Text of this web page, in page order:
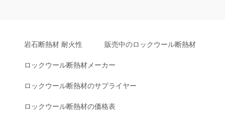
岩石断熱材 耐火性 販売中のロックウール断熱材
ロックウール断熱材メーカー
ロックウール断熱材のサプライヤー
ロックウール断熱材の価格表